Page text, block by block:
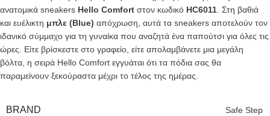
ανατομικά sneakers Hello Comfort στον κωδικό HC6011. Στη βαθιά
και ευέλικτη μπλε (Blue) απόχρωση, αυτά τα sneakers αποτελούν τον
ιδανικό σύμμαχο για τη γυναίκα που αναζητά ένα παπούτσι για όλες τις
ώρες. Είτε βρίσκεστε στο γραφείο, είτε απολαμβάνετε μια μεγάλη
βόλτα, η σειρά Hello Comfort εγγυάται ότι τα πόδια σας θα
παραμείνουν ξεκούραστα μέχρι το τέλος της ημέρας.
BRAND Safe Step